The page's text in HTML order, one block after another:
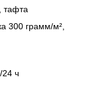
тафта
300 грамм/м²,
24 ч